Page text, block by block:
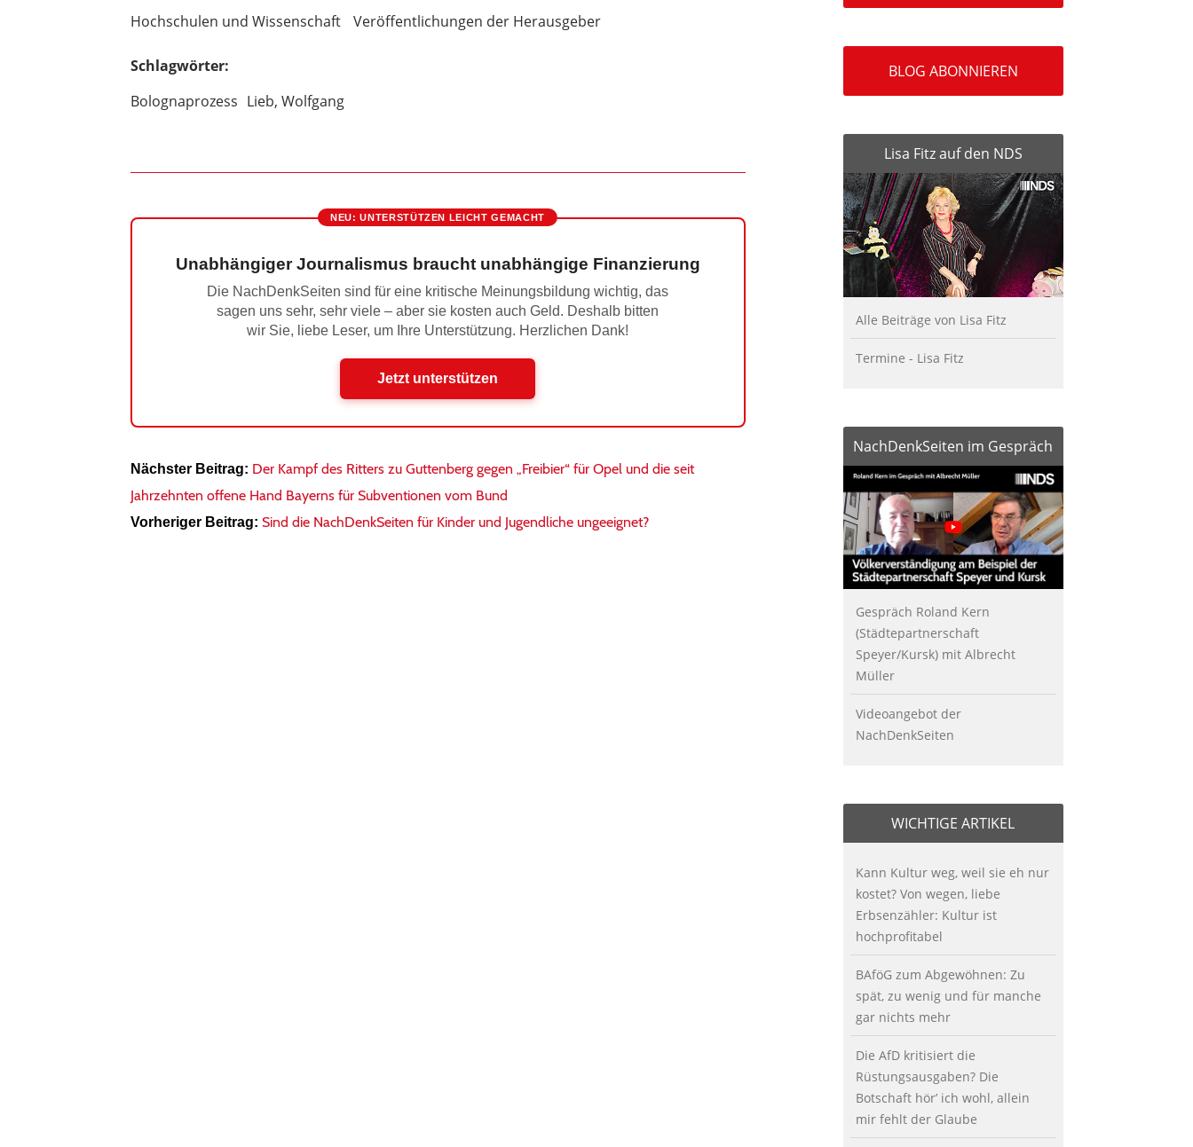
Hochschulen und Wissenschaft
Veröffentlichungen der Herausgeber
Schlagwörter:
Bolognaprozess Lieb, Wolfgang
NEU: UNTERSTÜTZEN LEICHT GEMACHT
Unabhängiger Journalismus braucht unabhängige Finanzierung
Die NachDenkSeiten sind für eine kritische Meinungsbildung wichtig, das
sagen uns sehr, sehr viele – aber sie kosten auch Geld. Deshalb bitten
wir Sie, liebe Leser, um Ihre Unterstützung. Herzlichen Dank!
Jetzt unterstützen
Nächster Beitrag: Der Kampf des Ritters zu Guttenberg gegen „Freibier“ für Opel und die seit
Jahrzehnten offene Hand Bayerns für Subventionen vom Bund
Vorheriger Beitrag: Sind die NachDenkSeiten für Kinder und Jugendliche ungeeignet?
BLOG ABONNIEREN
Lisa Fitz auf den NDS
Alle Beiträge von Lisa Fitz
Termine - Lisa Fitz
NachDenkSeiten im Gespräch
Gespräch Roland Kern
(Städtepartnerschaft
Speyer/Kursk) mit Albrecht
Müller
Videoangebot der
NachDenkSeiten
WICHTIGE ARTIKEL
Kann Kultur weg, weil sie eh nur
kostet? Von wegen, liebe
Erbsenzähler: Kultur ist
hochprofitabel
BAföG zum Abgewöhnen: Zu
spät, zu wenig und für manche
gar nichts mehr
Die AfD kritisiert die
Rüstungsausgaben? Die
Botschaft hör’ ich wohl, allein
mir fehlt der Glaube